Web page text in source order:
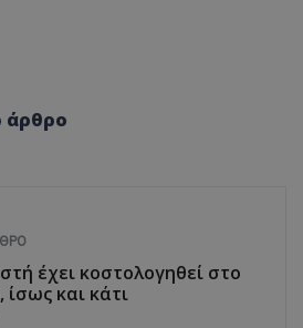
άρθρο
έχει κοστολογηθεί στο
ίσως και κάτι